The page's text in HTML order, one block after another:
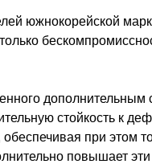
южнокорейской
стойкость к
при этом
повышает